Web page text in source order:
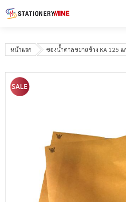
หน้าแรก ซองน้ำตาลขยายข้าง KA 125